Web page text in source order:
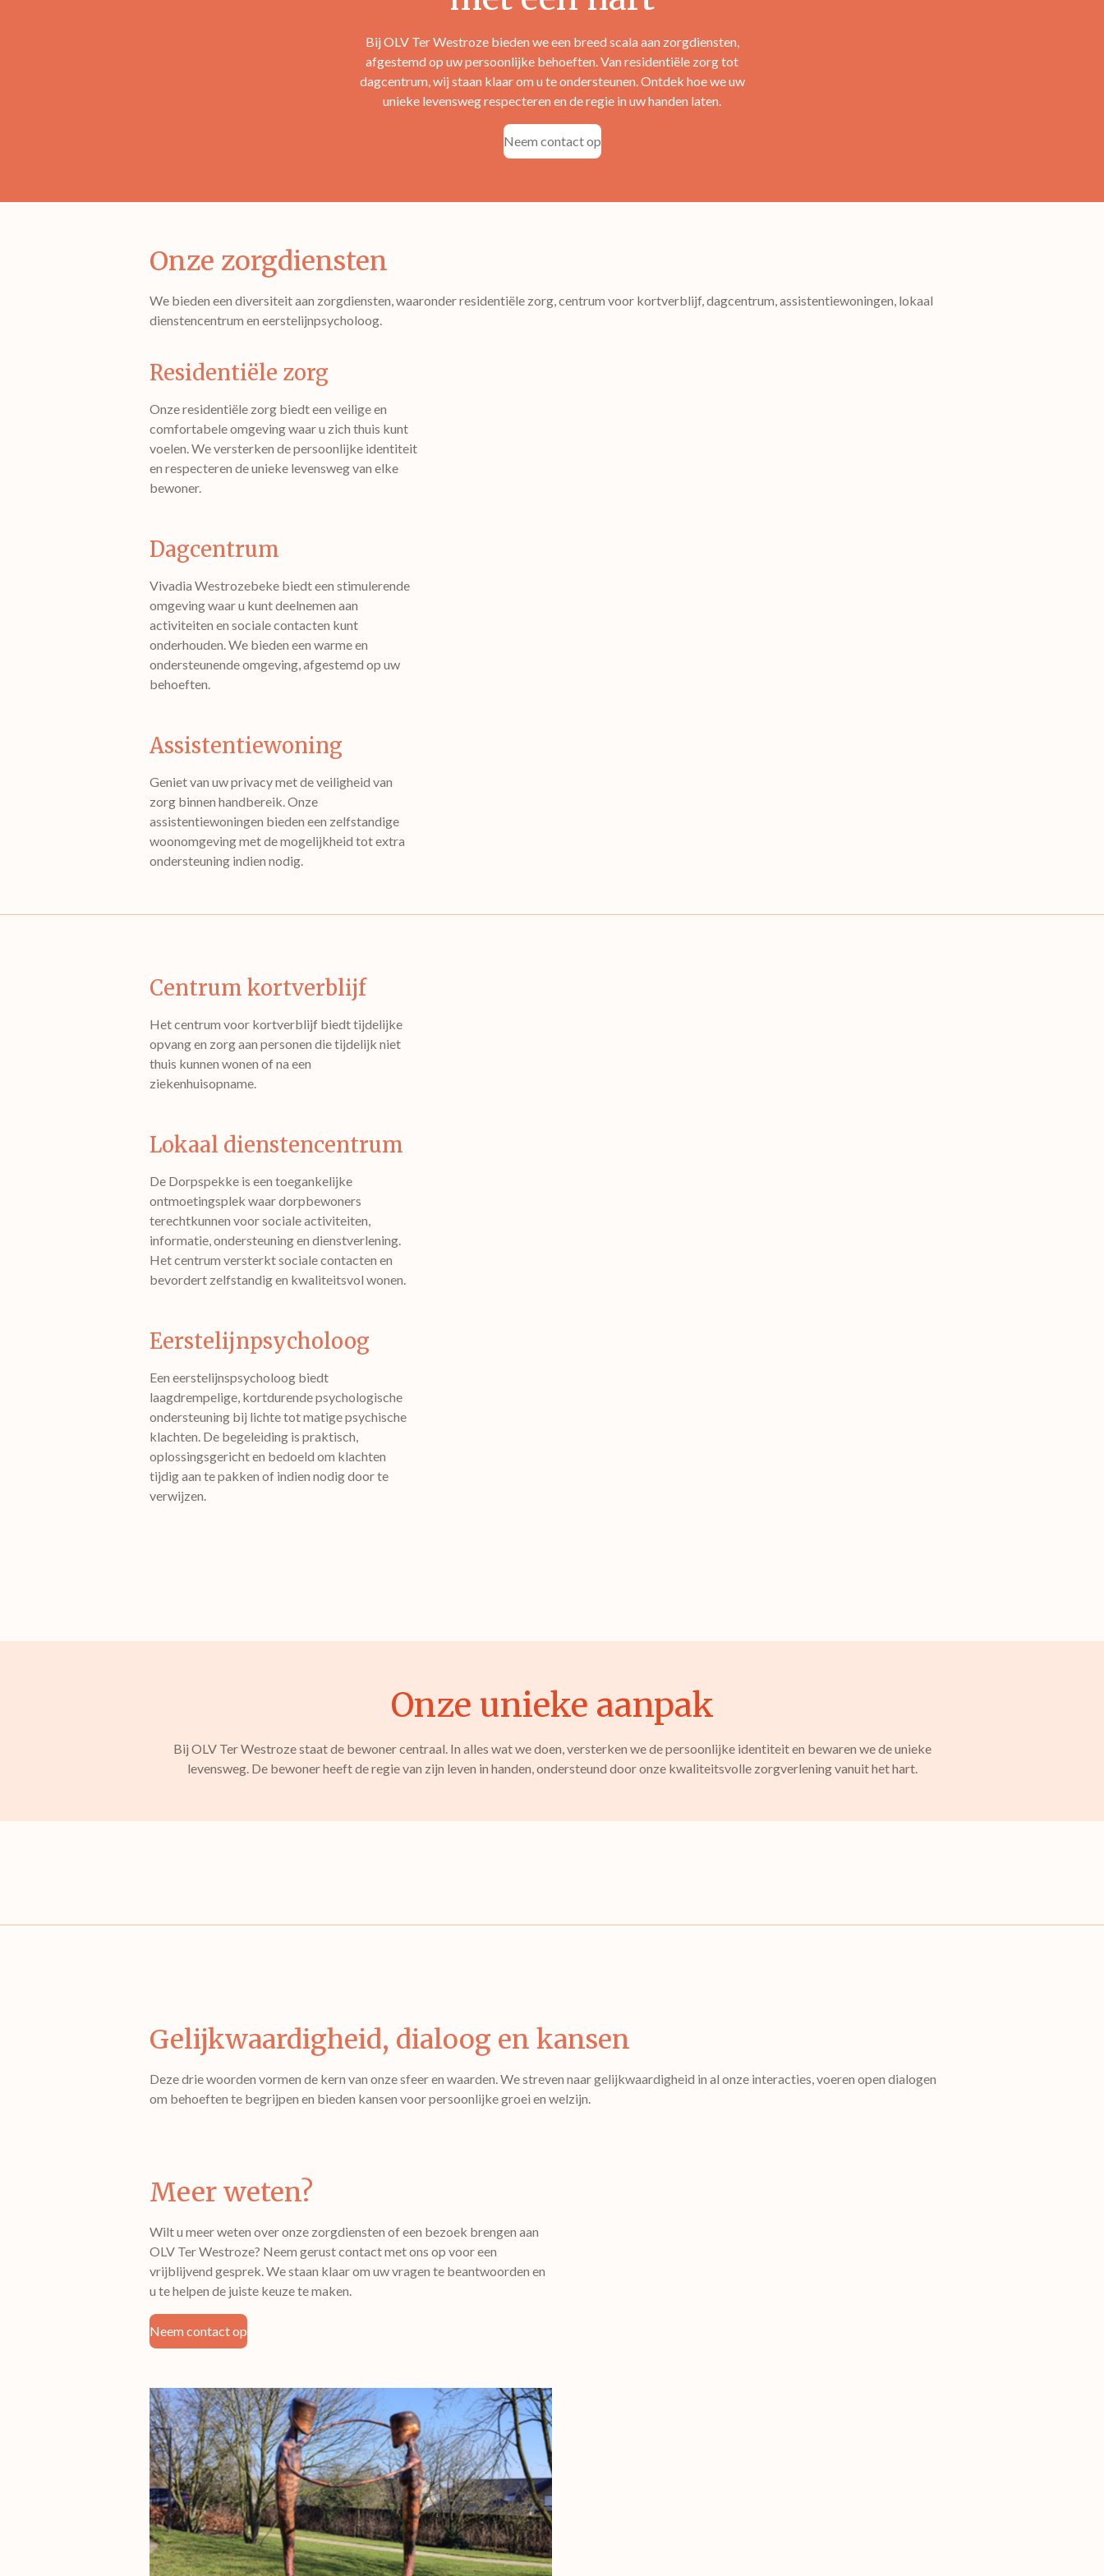
Bij OLV Ter Westroze bieden we een breed scala aan zorgdiensten,
afgestemd op uw persoonlijke behoeften. Van residentiële zorg tot
dagcentrum, wij staan klaar om u te ondersteunen. Ontdek hoe we uw
unieke levensweg respecteren en de regie in uw handen laten.
Neem contact op
Onze zorgdiensten
We bieden een diversiteit aan zorgdiensten, waaronder residentiële zorg, centrum voor kortverblijf, dagcentrum, assistentiewoningen, lokaal
dienstencentrum en eerstelijnpsycholoog.
Residentiële zorg
Onze residentiële zorg biedt een veilige en
comfortabele omgeving waar u zich thuis kunt
voelen. We versterken de persoonlijke identiteit
en respecteren de unieke levensweg van elke
bewoner.
Dagcentrum
Vivadia Westrozebeke biedt een stimulerende
omgeving waar u kunt deelnemen aan
activiteiten en sociale contacten kunt
onderhouden. We bieden een warme en
ondersteunende omgeving, afgestemd op uw
behoeften.
Assistentiewoning
Geniet van uw privacy met de veiligheid van
zorg binnen handbereik. Onze
assistentiewoningen bieden een zelfstandige
woonomgeving met de mogelijkheid tot extra
ondersteuning indien nodig.
Centrum kortverblijf
Het centrum voor kortverblijf biedt tijdelijke
opvang en zorg aan personen die tijdelijk niet
thuis kunnen wonen of na een
ziekenhuisopname.
Lokaal dienstencentrum
De Dorpspekke is een toegankelijke
ontmoetingsplek waar dorpbewoners
terechtkunnen voor sociale activiteiten,
informatie, ondersteuning en dienstverlening.
Het centrum versterkt sociale contacten en
bevordert zelfstandig en kwaliteitsvol wonen.
Eerstelijnpsycholoog
Een eerstelijnspsycholoog biedt
laagdrempelige, kortdurende psychologische
ondersteuning bij lichte tot matige psychische
klachten. De begeleiding is praktisch,
oplossingsgericht en bedoeld om klachten
tijdig aan te pakken of indien nodig door te
verwijzen.
Onze unieke aanpak
Bij OLV Ter Westroze staat de bewoner centraal. In alles wat we doen, versterken we de persoonlijke identiteit en bewaren we de unieke
levensweg. De bewoner heeft de regie van zijn leven in handen, ondersteund door onze kwaliteitsvolle zorgverlening vanuit het hart.
Gelijkwaardigheid, dialoog en kansen
Deze drie woorden vormen de kern van onze sfeer en waarden. We streven naar gelijkwaardigheid in al onze interacties, voeren open dialogen
om behoeften te begrijpen en bieden kansen voor persoonlijke groei en welzijn.
Meer weten?
Wilt u meer weten over onze zorgdiensten of een bezoek brengen aan
OLV Ter Westroze? Neem gerust contact met ons op voor een
vrijblijvend gesprek. We staan klaar om uw vragen te beantwoorden en
u te helpen de juiste keuze te maken.
Neem contact op